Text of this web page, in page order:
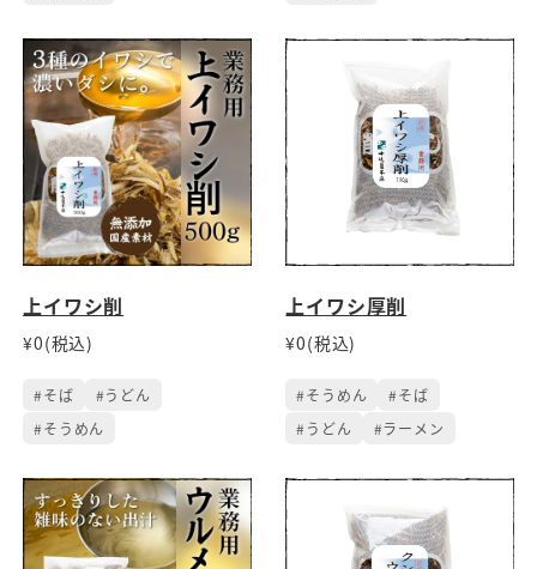
上イワシ削
¥0(税込)
#そば
#うどん
#そうめん
上イワシ厚削
¥0(税込)
#そうめん
#そば
#うどん
#ラーメン